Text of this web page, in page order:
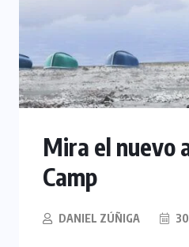
Mira el nuevo
Camp
DANIEL ZÚÑIGA